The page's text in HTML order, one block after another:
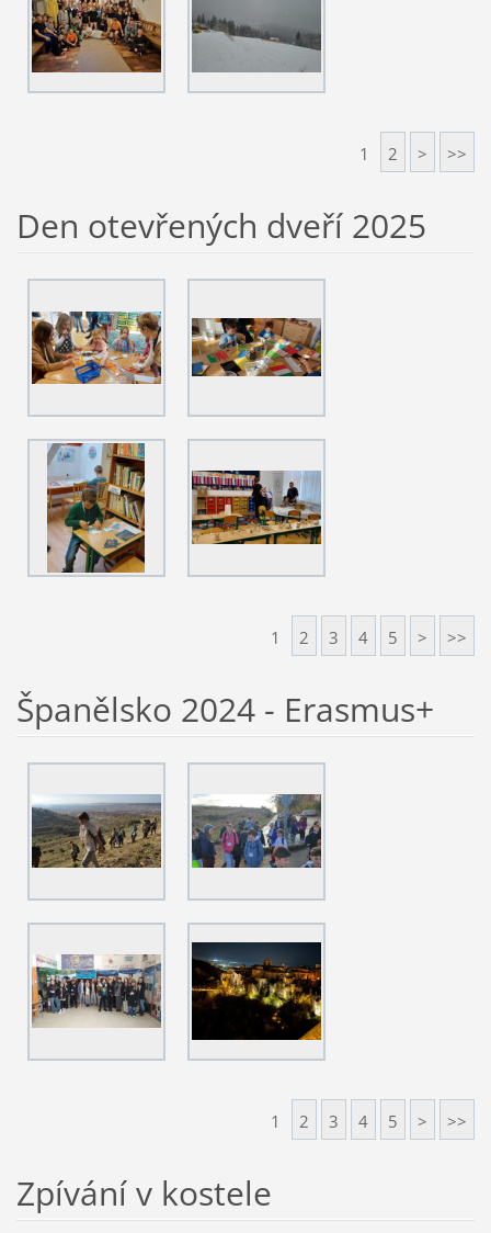
1 2 > >>
Den otevřených dveří 2025
1 2 3 4 5 > >>
Španělsko 2024 - Erasmus+
1 2 3 4 5 > >>
Zpívání v kostele